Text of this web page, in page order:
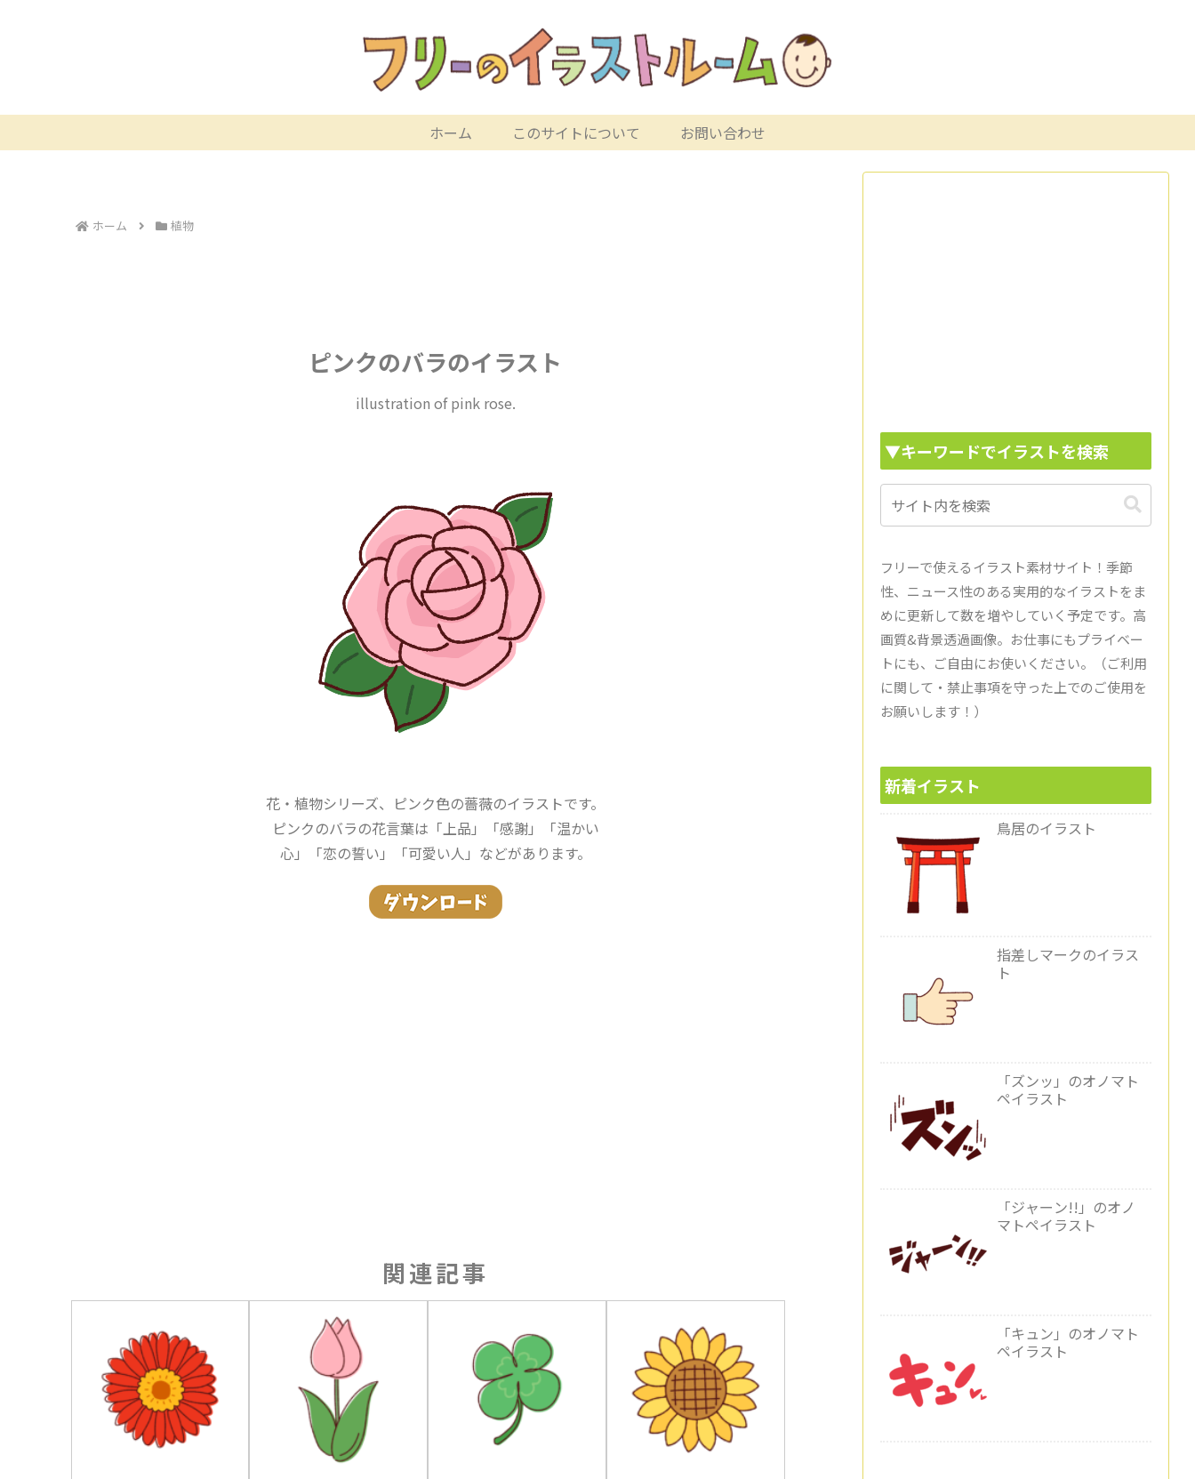
ホーム このサイトについて お問い合わせ
ホーム 植物
ピンクのバラのイラスト
illustration of pink rose.
花・植物シリーズ、ピンク色の薔薇のイラストです。
ピンクのバラの花言葉は「上品」「感謝」「温かい
心」「恋の誓い」「可愛い人」などがあります。
関連記事
▼キーワードでイラストを検索
フリーで使えるイラスト素材サイト！季節
性、ニュース性のある実用的なイラストをま
めに更新して数を増やしていく予定です。高
画質&背景透過画像。お仕事にもプライベー
トにも、ご自由にお使いください。（ご利用
に関して・禁止事項を守った上でのご使用を
お願いします！）
新着イラスト
鳥居のイラスト
指差しマークのイラス
ト
「ズンッ」のオノマト
ペイラスト
「ジャーン!!」のオノ
マトペイラスト
「キュン」のオノマト
ペイラスト